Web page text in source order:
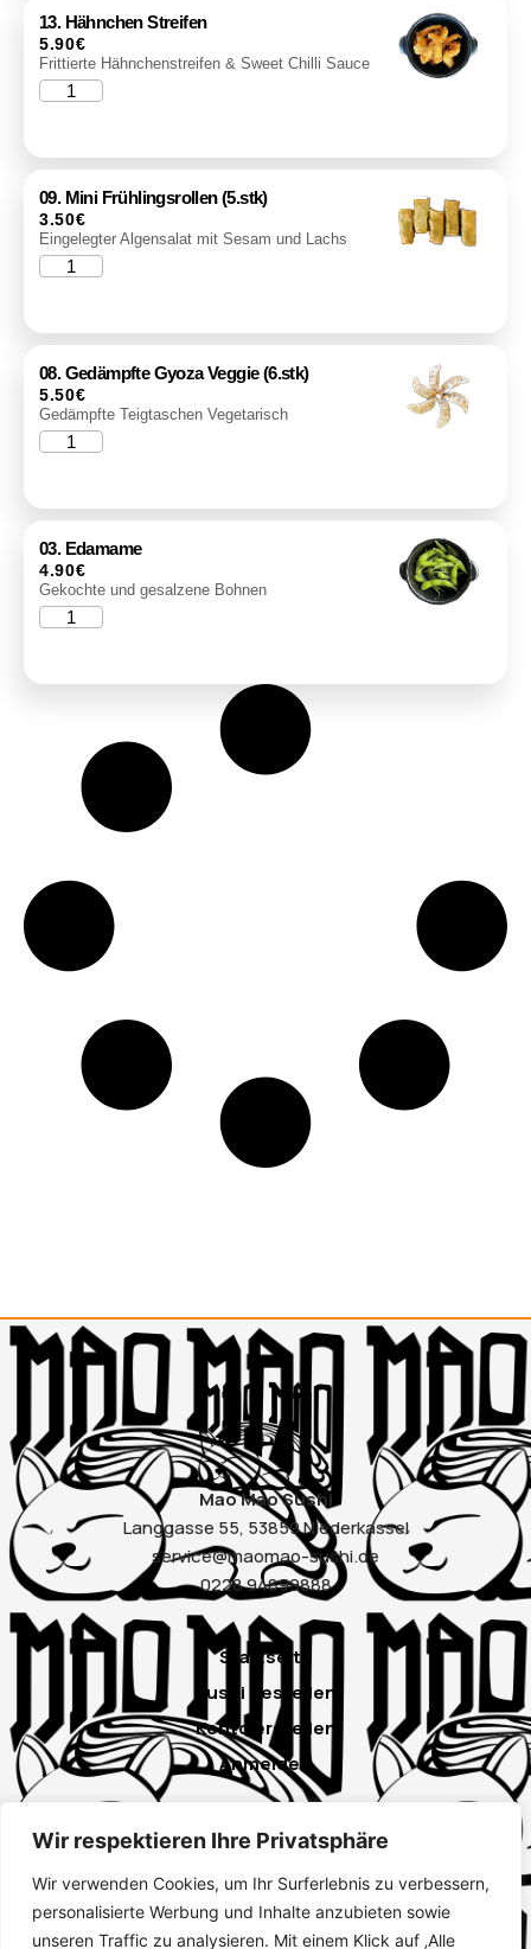
Wir respektieren Ihre Privatsphäre
Wir verwenden Cookies, um Ihr Surferlebnis zu verbessern,
personalisierte Werbung und Inhalte anzubieten sowie
unseren Traffic zu analysieren. Mit einem Klick auf ‚Alle
13. Hähnchen Streifen
5.90€
Frittierte Hähnchenstreifen & Sweet Chilli Sauce
09. Mini Frühlingsrollen (5.stk)
3.50€
Eingelegter Algensalat mit Sesam und Lachs
08. Gedämpfte Gyoza Veggie (6.stk)
5.50€
Gedämpfte Teigtaschen Vegetarisch
03. Edamame
4.90€
Gekochte und gesalzene Bohnen
Startseite
Sushi bestellen
Konto erstellen
Anmelden
Mao Mao Sushi
Langgasse 55, 53859 Niederkassel
service@maomao-sushi.de
0228 94899888
Instagram
Google
Impressum